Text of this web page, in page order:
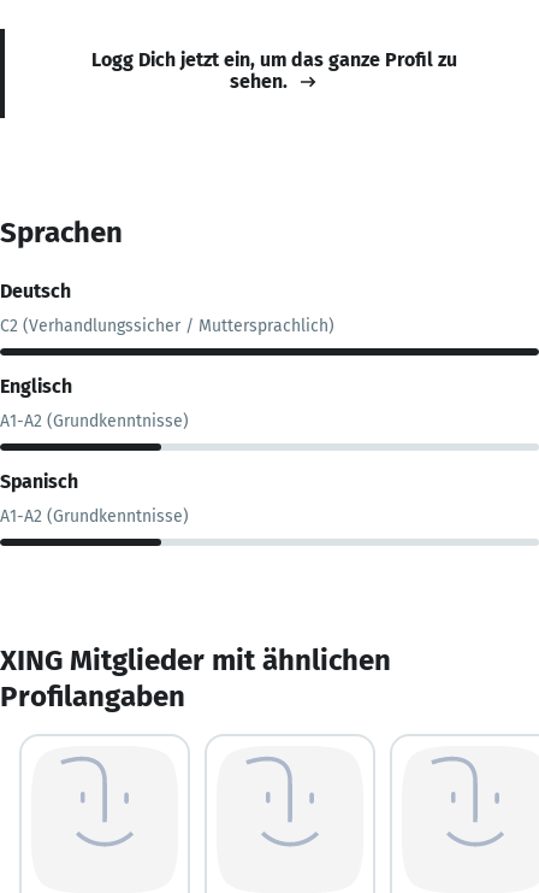
Logg Dich jetzt ein, um das ganze Profil zu
sehen.
Sprachen
Deutsch
C2 (Verhandlungssicher / Muttersprachlich)
Englisch
A1-A2 (Grundkenntnisse)
Spanisch
A1-A2 (Grundkenntnisse)
XING Mitglieder mit ähnlichen
Profilangaben